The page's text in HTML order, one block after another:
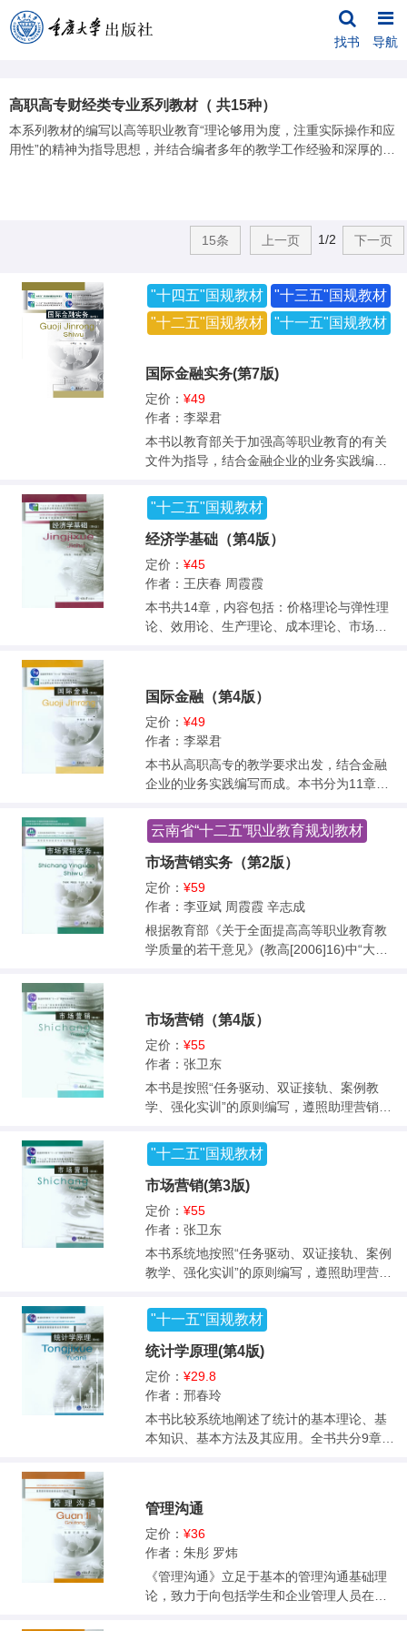
找书 导航
高职高专财经类专业系列教材（ 共15种）
本系列教材的编写以高等职业教育“理论够用为度，注重实际操作和应
用性”的精神为指导思想，并结合编者多年的教学工作经验和深厚的理
理统一。本系列教材适用于高职高专财经类专业的学生使用，也可作
15条 上一页 1/2 下一页
"十四五"国规教材
"十三五"国规教材
"十二五"国规教材
"十一五"国规教材
国际金融实务(第7版)
定价： ¥49
作者：李翠君
本书以教育部关于加强高等职业教育的有关
文件为指导，结合金融企业的业务实践编写
国际货币体系、国际收支平衡表、外汇管
制、外汇交易的运行系统、外汇业务、外汇
衍生业务、汇率的预测与风险管理、银行提
供的融资业务、政府提供的融资业务、国际
金融机构提供的融资业务。此外，为了方便
教学，还设有学习目标、引例、知识链接、
技能训练、案例分析、实训项目等板块，以
帮助学生加深对内容的理解、消化和吸收。
业教师。本书采取以案说理的写作方法，在
理念、体系、体例、内容和政策等方面突
出“新”和“实”。本书可作为金融、理财和国际
贸易、国际商务、财务管理、企业管理等非
金融专业的高等职业教育的教材，也可作为
金融领域从事国际业务的人士、外贸企业的
与外汇打交道的个人或对金融理财感兴趣的
读者的参考书。
"十二五"国规教材
经济学基础（第4版）
定价： ¥45
作者：王庆春 周霞霞
本书共14章，内容包括：价格理论与弹性理
论、效用论、生产理论、成本理论、市场理
胀、宏观经济政策、经济周期理论与经济增
长理论等。每章配有学习目标、案例导入、
关键词、案例回顾、知识要点、相关理论荟
萃、知识运用及习题，具有较强的可读性、
针对性和实用性。 本书是针对高职高专经济
本科、专科以及中专经济类、管理类专业的
学生作为教材使用，还可作为培训教材使
用。
国际金融（第4版）
定价： ¥49
作者：李翠君
本书从高职高专的教学要求出发，结合金融
企业的业务实践编写而成。本书分为11章，
外汇管制、国际货币体系、外汇业务和货币
折算、外汇衍生交易、外汇风险管理、国际
金融市场、对外贸易短期信贷、对外贸易中
长期信贷、国际金融机构贷款。此外，为了
方便教学，各章均设有学习目标、案例导
入、资料链接、课堂练习、课后习题与技能
训练等板块，以帮助学生加深对内容的理
解、消化和吸收。<br> 本书得到了中国银行
出职业能力培养，内容广泛，实用性强，资
料新颖，涵盖了近几年发生的人民币加入SD
Rs、英国脱欧、中国牵头成立亚投行、党的
十九大关于资本项目的开放、新冠肺炎疫情
下国际金融机构的作用、《2020年人民币国
际化报告》等热点问题。<br> 本书不仅可以
以作为金融领域从事国际业务人士、外贸企
业管理人员和业务人员的培训用书。<br>
云南省“十二五”职业教育规划教材
市场营销实务（第2版）
定价： ¥59
作者：李亚斌 周霞霞 辛志成
根据教育部《关于全面提高高等职业教育教
学质量的若干意见》(教高[2006]16)中“大力
置、师资队伍、教学教材、信息化建设、安
全设施等办学标准，引领职业教育服务发
展、促进就业创业”，该教材的修订在保留原
教材“以增强职业院校学生实际应用能力为宗
旨”的基础上，打破“以知识传授为主要特
工作任务组织教材内容”，即以“企业真实的市
场营销管理活动流程为主线精心提炼、整合
和序化教材内容”，重新构建了“走进市场营销
一学会市场分析一营销战略选择一完成市场
营销组合策略一能力提升”5大模块10个项目3
4个具体工作任务的市场营销理实一体教材内
容体系。 本书适合作为职业院校市场营销专
业核心课程教材，又可作为其他财经商贸类
培训和企业经营管理人员、政府有关丁作人
员的学习参考书。
市场营销（第4版）
定价： ¥55
作者：张卫东
本书是按照“任务驱动、双证接轨、案例教
学、强化实训”的原则编写，遵照助理营销师
营销管理、现代市场营销观念与理论、市场
营销环境分析、营销调研与预测、购买者市
场分析、市场营销战略规划、产品策略、价
格策略、渠道策略、促销策略（公关策略、
广告策略、人员推销策略、销售促进策
略）、市场营销策划与组织控制等内容。书
中编排了近百个经典的营销案例，在每一章
后精心设计了大量的职业知识测试、职业技
学要求。<br>本书既可以作为高职高专工商
管理、广告策划、营销策划、市场营销、公
共关系、商务管理等专业的教学用书，也可
供成人教育及市场营销工作人员参考使用。<
br>
"十二五"国规教材
市场营销(第3版)
定价： ¥55
作者：张卫东
本书系统地按照“任务驱动、双证接轨、案例
教学、强化实训”的原则编写，遵照助理营销
场营销管理、现代市场营销观念与理论、市
场营销环境分析、营销调研与预测、购买者
市场分析、市场营销战略规划、产品策略、
价格策略、渠道策略、促销策略（公关策
略、广告策略、人员推销策略、销售促进策
略）、市场营销策划与组织控制等内容。书
中编排了近200个经典的营销案例，每一章后
精心设计了大量的职业知识测试、职业技能
广告策划、营销策划、市场营销、公共关
人教育及市场营销工作人员参考使用。
"十一五"国规教材
统计学原理(第4版)
定价： ¥29.8
作者：邢春玲
本书比较系统地阐述了统计的基本理论、基
本知识、基本方法及其应用。全书共分9章，
内外有关教材，吸收了统计教学的先进经验
和教学成果，充分考虑了高职高专教学特点
和要求，本着“理论够用为度，强调实践性和
应用性”，注重基本知识、基本技能的阐述，
突出应用型人才培养的特点，具有一定的系
管理沟通
定价： ¥36
作者：朱彤 罗炜
《管理沟通》立足于基本的管理沟通基础理
论，致力于向包括学生和企业管理人员在内